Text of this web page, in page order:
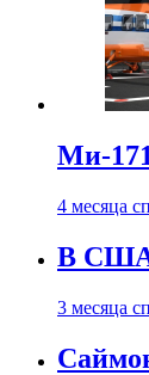
Ми-
4 месяца
В США
3 месяца